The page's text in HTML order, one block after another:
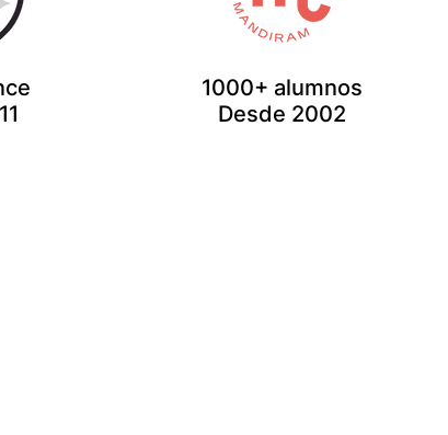
1000+ alumnos
Desde 2002